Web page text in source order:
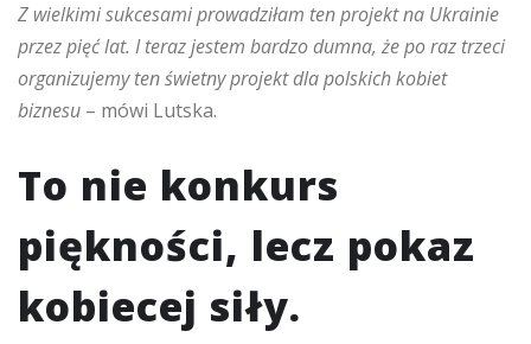
Z wielkimi sukcesami prowadziłam ten projekt na Ukrainie
przez pięć lat. I teraz jestem bardzo dumna, że po raz trzeci
organizujemy ten świetny projekt dla polskich kobiet
biznesu – mówi Lutska.
To nie konkurs
piękności, lecz pokaz
kobiecej siły.